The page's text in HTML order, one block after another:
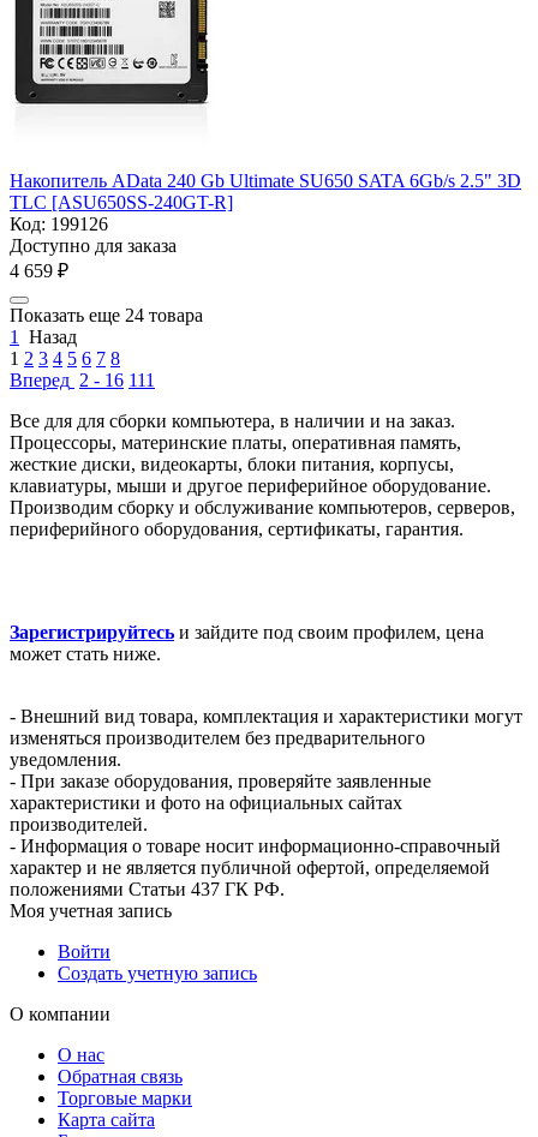
Накопитель AData 240 Gb Ultimate SU650 SATA 6Gb/s 2.5" 3D
TLC [ASU650SS-240GT-R]
Код: 199126
Доступно для заказа
4 659 ₽
Показать еще 24 товара
1
Назад
1 2 3 4 5 6 7 8
Вперед 2 - 16 111
Все для для сборки компьютера, в наличии и на заказ.
Процессоры, материнские платы, оперативная память,
жесткие диски, видеокарты, блоки питания, корпусы,
клавиатуры, мыши и другое периферийное оборудование.
Производим сборку и обслуживание компьютеров, серверов,
периферийного оборудования, сертификаты, гарантия.
Зарегистрируйтесь и зайдите под своим профилем, цена
может стать ниже.
- Внешний вид товара, комплектация и характеристики могут
изменяться производителем без предварительного
уведомления.
- При заказе оборудования, проверяйте заявленные
характеристики и фото на официальных сайтах
производителей.
- Информация о товаре носит информационно-справочный
характер и не является публичной офертой, определяемой
положениями Статьи 437 ГК РФ.
Моя учетная запись
Войти
Создать учетную запись
О компании
О нас
Обратная связь
Торговые марки
Карта сайта